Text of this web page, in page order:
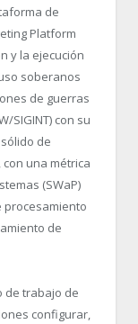
de
Platform
y la ejecución
soberanos
de guerras
SIGINT) con su
de
una métrica
(SWaP)
procesamiento
de
de trabajo de
configurar,